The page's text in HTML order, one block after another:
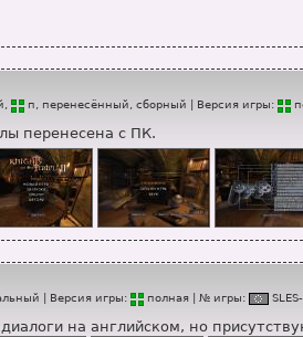
п , перенесённый, сборный | Версия игры: п
перенесена с ПК.
| Версия игры: полная | № игры: SL E
на английском, но